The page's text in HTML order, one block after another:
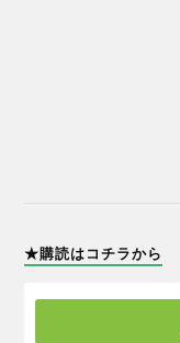
★購読はコチラから